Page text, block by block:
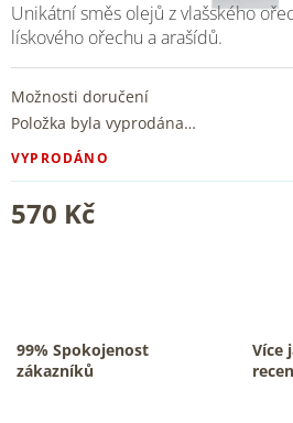
570 Kč
VYPRODÁNO
Možnosti doručení
Položka byla vyprodána…
Unikátní směs olejů z vlašského
lískového ořechu a arašídů.
99% Spokojenost
zákazníků
Více